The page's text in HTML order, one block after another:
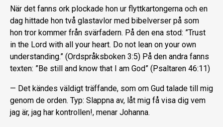
När det fanns ork plockade hon ur flyttkartongerna och en
dag hittade hon två glastavlor med bibelverser på som
hon tror kommer från svärfadern. På den ena stod: ”Trust
in the Lord with all your heart. Do not lean on your own
understanding.” (Ordspråksboken 3:5) På den andra fanns
texten: ”Be still and know that I am God” (Psaltaren 46:11)
— Det kändes väldigt träffande, som om Gud talade till mig
genom de orden. Typ: Slappna av, låt mig få visa dig vem
jag är, jag har kontrollen!, menar Johanna.